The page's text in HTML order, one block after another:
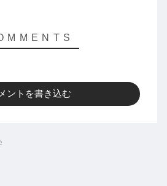
ントを書き込む